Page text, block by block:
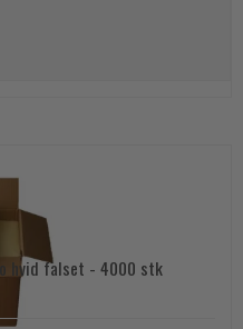
hvid falset - 4000 stk